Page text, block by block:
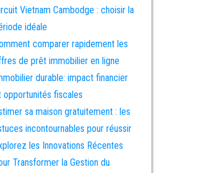
Vietnam Cambodge : choisir la
idéale
comparer rapidement les
de prêt immobilier en ligne
durable: impact financier
opportunités fiscales
sa maison gratuitement : les
incontournables pour réussir
les Innovations Récentes
Transformer la Gestion du